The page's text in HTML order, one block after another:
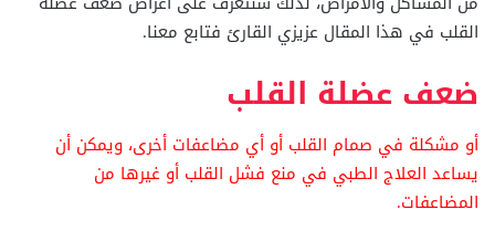
القلب في هذا المقال عزيزي القارئ فتابع معنا.
ضعف عضلة القلب
أو مشكلة في صمام القلب أو أي مضاعفات أخرى، ويمكن أن
يساعد العلاج الطبي في منع فشل القلب أو غيرها من
المضاعفات.